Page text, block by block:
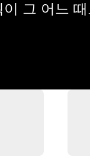
이 그 어느